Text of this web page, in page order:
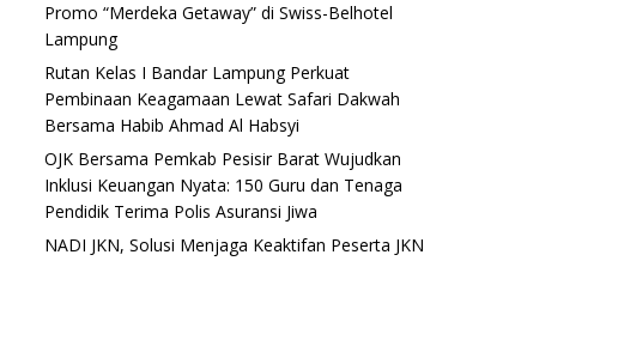
Promo “Merdeka Getaway” di Swiss-Belhotel
Lampung
Rutan Kelas I Bandar Lampung Perkuat
Pembinaan Keagamaan Lewat Safari Dakwah
Bersama Habib Ahmad Al Habsyi
OJK Bersama Pemkab Pesisir Barat Wujudkan
Inklusi Keuangan Nyata: 150 Guru dan Tenaga
Pendidik Terima Polis Asuransi Jiwa
NADI JKN, Solusi Menjaga Keaktifan Peserta JKN